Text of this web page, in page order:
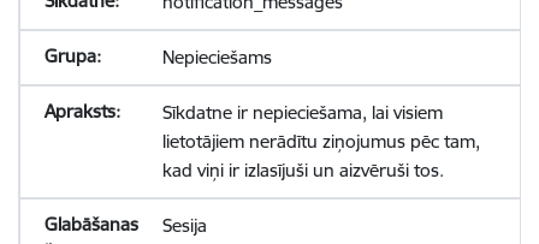
Nepieciešams
Sīkdatne ir nepieciešama, lai visiem
lietotājiem nerādītu ziņojumus pēc tam,
kad viņi ir izlasījuši un aizvēruši tos.
Sesija